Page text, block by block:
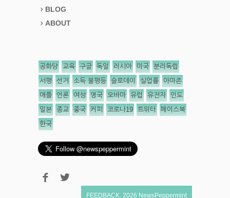
BLOG
ABOUT
공화당 교육 구글 독일 러시아 미국 분리독립
서평 선거 소득 불평등 슬로데이 실업률 아마존
애플 언론 여성 영국 오바마 유럽 유전자 인도
일본 종교 중국 커피 코로나19 트위터 페이스북
한국
FEEDBACK 2026 NewsPeppermint